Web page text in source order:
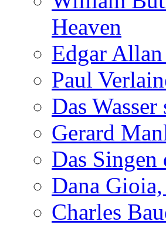
Heaven
Edgar
Paul
Das
Gerard
Das Singen
Dana
Charles